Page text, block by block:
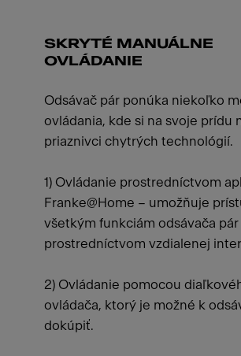
SKRYTÉ MANUÁLNE
OVLÁDANIE
Odsávač pár ponúka niekoľko
ovládania, kde si na svoje prídu
priaznivci chytrých technológií.
1) Ovládanie prostredníctvom
Franke@Home – umožňuje
všetkým funkciám odsávača pár
prostredníctvom vzdialenej
2) Ovládanie pomocou
ovládača, ktorý je možné k
dokúpiť.